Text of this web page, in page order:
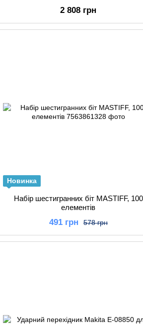
2 808 грн
Новинка
Набір шестигранних біт MASTIFF, 100
елементів
578 грн
491 грн